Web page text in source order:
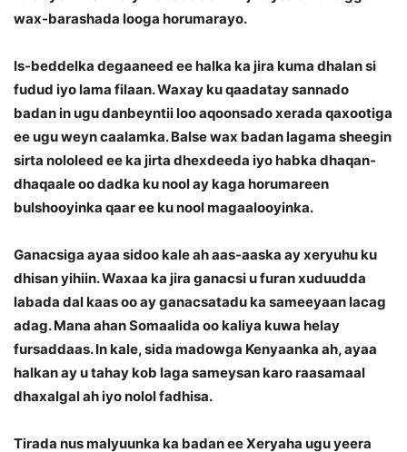
wax-barashada looga horumarayo.
Is-beddelka degaaneed ee halka ka jira kuma dhalan si
fudud iyo lama filaan. Waxay ku qaadatay sannado
badan in ugu danbeyntii loo aqoonsado xerada qaxootiga
ee ugu weyn caalamka. Balse wax badan lagama sheegin
sirta nololeed ee ka jirta dhexdeeda iyo habka dhaqan-
dhaqaale oo dadka ku nool ay kaga horumareen
bulshooyinka qaar ee ku nool magaalooyinka.
Ganacsiga ayaa sidoo kale ah aas-aaska ay xeryuhu ku
dhisan yihiin. Waxaa ka jira ganacsi u furan xuduudda
labada dal kaas oo ay ganacsatadu ka sameeyaan lacag
adag. Mana ahan Somaalida oo kaliya kuwa helay
fursaddaas. In kale, sida madowga Kenyaanka ah, ayaa
halkan ay u tahay kob laga sameysan karo raasamaal
dhaxalgal ah iyo nolol fadhisa.
Tirada nus malyuunka ka badan ee Xeryaha ugu yeera